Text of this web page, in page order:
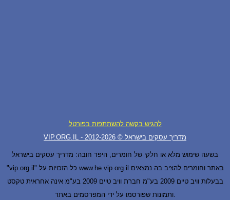
להגיש בקשה להשתתפות בפורטל
VIP.ORG.IL - מדריך עסקים בישראל © 2012- 2026
בשעה שימוש מלא או חלקי של חומרים, היפר חובה: מדריך עסקים בישראל
"vip.org.il" כל הזכויות על www.he.vip.org.il באתר וחומרים להציב בה נמצאים
בבעלות וויב טיים 2009 בע"מ חברת וויב טיים 2009 בע"מ אינה אחראית טקסט
ותמונות שפורסמו על ידי המפרסמים באתר.